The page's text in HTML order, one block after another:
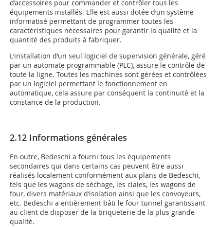
d‘accessoires pour commander et contrôler tous les
équipements installés. Elle est aussi dotée d‘un système
informatisé permettant de programmer toutes les
caractéristiques nécessaires pour garantir la qualité et la
quantité des produits à fabriquer.
L‘installation d‘un seul logiciel de supervision générale, géré
par un automate programmable (PLC), assure le contrôle de
toute la ligne. Toutes les machines sont gérées et contrôlées
par un logiciel permettant le fonctionnement en
automatique, cela assure par conséquent la continuité et la
constance de la production.
2.12 Informations générales
En outre, Bedeschi a fourni tous les équipements
secondaires qui dans certains cas peuvent être aussi
réalisés localement conformément aux plans de Bedeschi,
tels que les wagons de séchage, les claies, les wagons de
four, divers matériaux d‘isolation ainsi que les convoyeurs,
etc. Bedeschi a entièrement bâti le four tunnel garantissant
au client de disposer de la briqueterie de la plus grande
qualité.